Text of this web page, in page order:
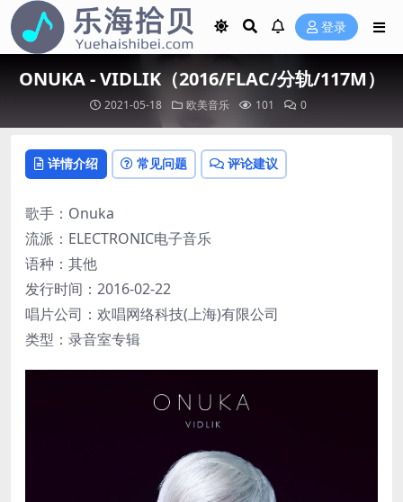
登录
ONUKA - VIDLIK（2016/FLAC/分轨/117M）
2021-05-18 欧美音乐 101 0
详情介绍 常见问题 评论建议
歌手：Onuka
流派：ELECTRONIC电子音乐
语种：其他
发行时间：2016-02-22
唱片公司：欢唱网络科技(上海)有限公司
类型：录音室专辑